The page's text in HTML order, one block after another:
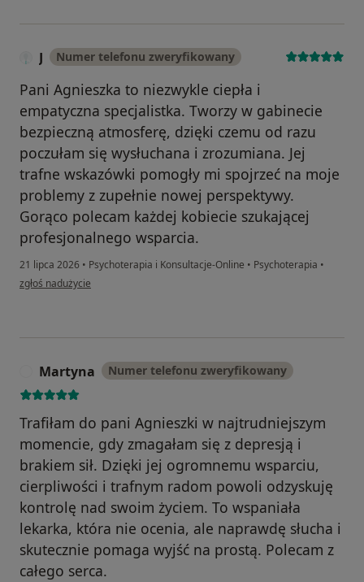
J Numer telefonu zweryfikowany
Pani Agnieszka to niezwykle ciepła i
empatyczna specjalistka. Tworzy w gabinecie
bezpieczną atmosferę, dzięki czemu od razu
poczułam się wysłuchana i zrozumiana. Jej
trafne wskazówki pomogły mi spojrzeć na moje
problemy z zupełnie nowej perspektywy.
Gorąco polecam każdej kobiecie szukającej
profesjonalnego wsparcia.
21 lipca 2026 • Psychoterapia i Konsultacje-Online • Psychoterapia •
w opinii użytkownika J
zgłoś nadużycie
Martyna Numer telefonu zweryfikowany
Trafiłam do pani Agnieszki w najtrudniejszym
momencie, gdy zmagałam się z depresją i
brakiem sił. Dzięki jej ogromnemu wsparciu,
cierpliwości i trafnym radom powoli odzyskuję
kontrolę nad swoim życiem. To wspaniała
lekarka, która nie ocenia, ale naprawdę słucha i
skutecznie pomaga wyjść na prostą. Polecam z
całego serca.